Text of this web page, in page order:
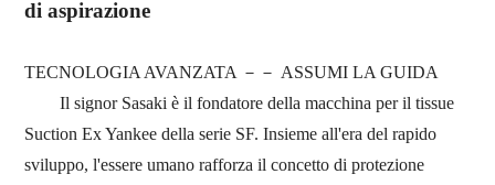
di aspirazione
TECNOLOGIA AVANZATA －－ ASSUMI LA GUIDA
Il signor Sasaki è il fondatore della macchina per il tissue
Suction Ex Yankee della serie SF.Insiemeall'era del rapido
sviluppo,l'essere umano rafforza il concetto di protezione